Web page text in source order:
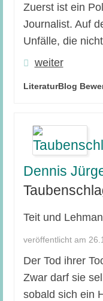
Zuerst ist ein
Journalist. Auf
Unfälle, die
weiter
LiteraturBlog
Dennis
Teit und
veröffentlicht am
Der Tod ihrer
Zwar darf sie
sobald sich ein